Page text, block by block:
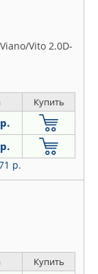
Vito 2.0D-
Купить
р.
Купить